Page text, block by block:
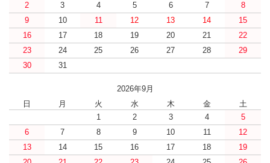
2
3 4 5 6 7
8
9
10 11 12 13 14
15
16
17 18 19 20 21
22
23
24 25 26 27 28
29
30
31
2026年9月
日
月 火 水 木 金
土
1
2 3 4
5
6
7 8 9 10 11
12
13
14 15 16 17 18
19